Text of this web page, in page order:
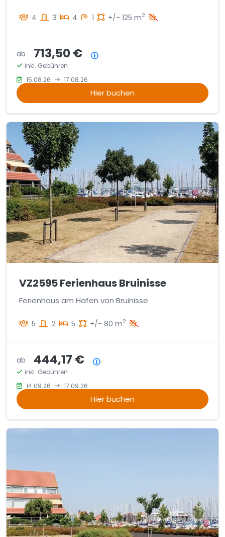
4 3 4 1 +/- 125 m2
ab 713,50 €
inkl. Gebühren
15.08.26
17.08.26
Hier buchen
VZ2595 Ferienhaus Bruinisse
Ferienhaus am Hafen von Bruinisse
5 2 5 +/- 80 m2
ab 444,17 €
inkl. Gebühren
14.09.26
17.09.26
Hier buchen